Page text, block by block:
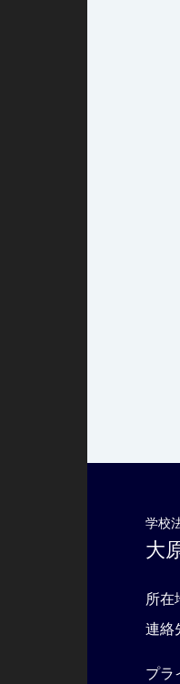
学校
大
所在
連絡
プラ